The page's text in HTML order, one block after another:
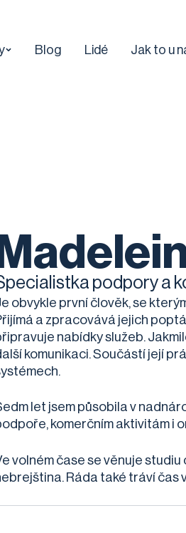
Blog Lidé Jak to u
podpory a
obvykle první člověk, se
a zpracovává jejich
nabídky služeb.
komunikaci. Součástí její
let jsem působila v
komerčním aktivitám i
volném čase se věnuje
Ráda také tráví čas